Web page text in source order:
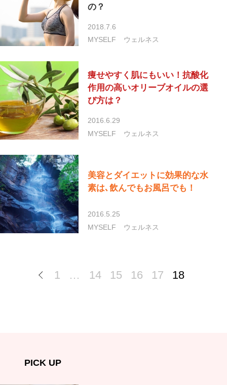
の？
2018.7.6
MYSELF
ウェルネス
痩せやすく肌にもいい！抗酸化
作用の高いオリーブオイルの選
び方は？
2016.6.29
MYSELF
ウェルネス
美容とダイエットに効果的な水
素は､飲んでもお風呂でも！
2016.5.25
MYSELF
ウェルネス
1 … 14 15 16 17 18
PICK UP